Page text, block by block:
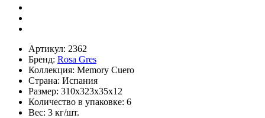
Артикул: 2362
Бренд: Rosa Gres
Коллекция: Memory Cuero
Страна: Испания
Размер: 310х323х35х12
Количество в упаковке: 6
Вес: 3 кг/шт.